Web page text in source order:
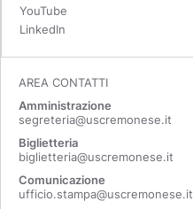
YouTube
LinkedIn
AREA CONTATTI
Amministrazione
segreteria@uscremonese.it
Biglietteria
biglietteria@uscremonese.it
Comunicazione
ufficio.stampa@uscremonese.it